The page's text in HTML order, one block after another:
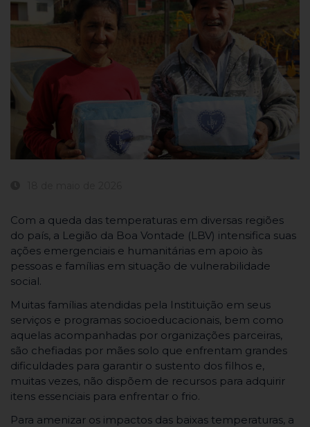
​Com a queda das temperaturas em diversas regiões
do país, a Legião da Boa Vontade (LBV) intensifica suas
ações emergenciais e humanitárias em apoio às
pessoas e famílias em situação de vulnerabilidade
social.
Muitas famílias atendidas pela Instituição em seus
serviços e programas socioeducacionais, bem como
aquelas acompanhadas por organizações parceiras,
são chefiadas por mães solo que enfrentam grandes
dificuldades para garantir o sustento dos filhos e,
muitas vezes, não dispõem de recursos para adquirir
itens essenciais para enfrentar o frio.
Para amenizar os impactos das baixas temperaturas, a